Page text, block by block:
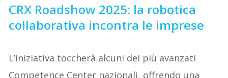
CRX Roadshow 2025: la robotica
collaborativa incontra le imprese
L’iniziativa toccherà alcuni dei più avanzati
Competence Center nazionali, offrendo una